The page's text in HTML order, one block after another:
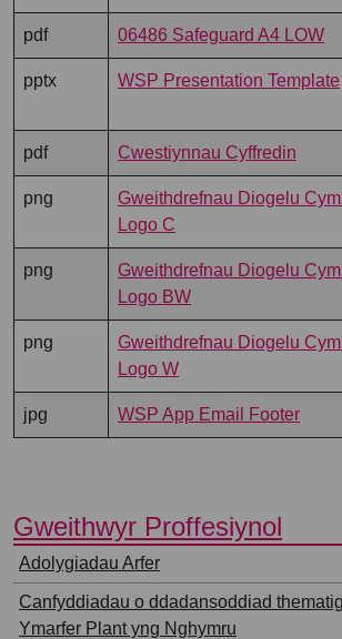
pdf 06486 Safeguard A4 LOW
pptx WSP Presentation Template
pdf Cwestiynnau Cyffredin
png
Gweithdrefnau Diogelu
Logo C
png
Gweithdrefnau Diogelu
Logo BW
png
Gweithdrefnau Diogelu
Logo W
jpg WSP App Email Footer
⠀
Gweithwyr Proffesiynol
⠀
Adolygiadau Arfer
Canfyddiadau o ddadansoddiad
Ymarfer Plant yng Nghymru